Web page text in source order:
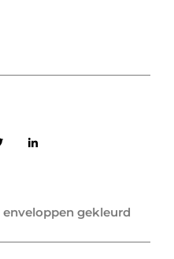
enveloppen gekleurd